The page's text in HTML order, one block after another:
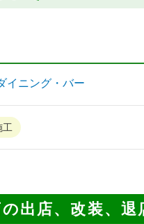
イニング・バー
工
出店、改装、退